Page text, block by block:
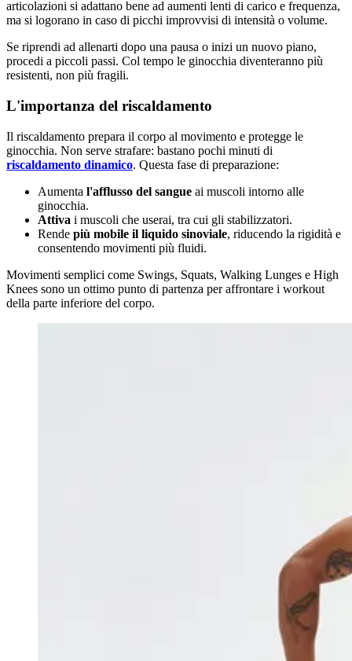
articolazioni si adattano bene ad aumenti lenti di carico e frequenza,
ma si logorano in caso di picchi improvvisi di intensità o volume.
Se riprendi ad allenarti dopo una pausa o inizi un nuovo piano,
procedi a piccoli passi. Col tempo le ginocchia diventeranno più
resistenti, non più fragili.
L'importanza del riscaldamento
Il riscaldamento prepara il corpo al movimento e protegge le
ginocchia. Non serve strafare: bastano pochi minuti di
riscaldamento dinamico. Questa fase di preparazione:
Aumenta l'afflusso del sangue ai muscoli intorno alle
ginocchia.
Attiva i muscoli che userai, tra cui gli stabilizzatori.
Rende più mobile il liquido sinoviale, riducendo la rigidità e
consentendo movimenti più fluidi.
Movimenti semplici come Swings, Squats, Walking Lunges e High
Knees sono un ottimo punto di partenza per affrontare i workout
della parte inferiore del corpo.